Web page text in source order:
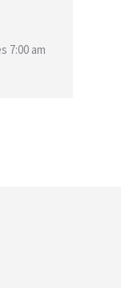
7:00 am